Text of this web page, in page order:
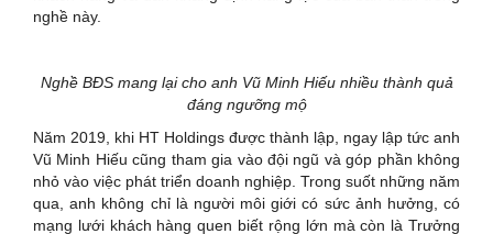
nghề này.
Nghề BĐS mang lại cho anh Vũ Minh Hiếu nhiều thành quả
đáng ngưỡng mộ
Năm 2019, khi HT Holdings được thành lập, ngay lập tức anh
Vũ Minh Hiếu cũng tham gia vào đội ngũ và góp phần không
nhỏ vào việc phát triển doanh nghiệp. Trong suốt những năm
qua, anh không chỉ là người môi giới có sức ảnh hưởng, có
mạng lưới khách hàng quen biết rộng lớn mà còn là Trưởng